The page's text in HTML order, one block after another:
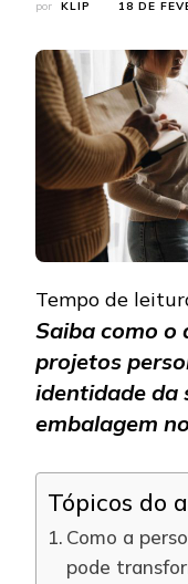
por KLIP 18 DE
Tempo de
Saiba como o
projetos
identidade da
embalagem
Tópicos do
Como a
pode